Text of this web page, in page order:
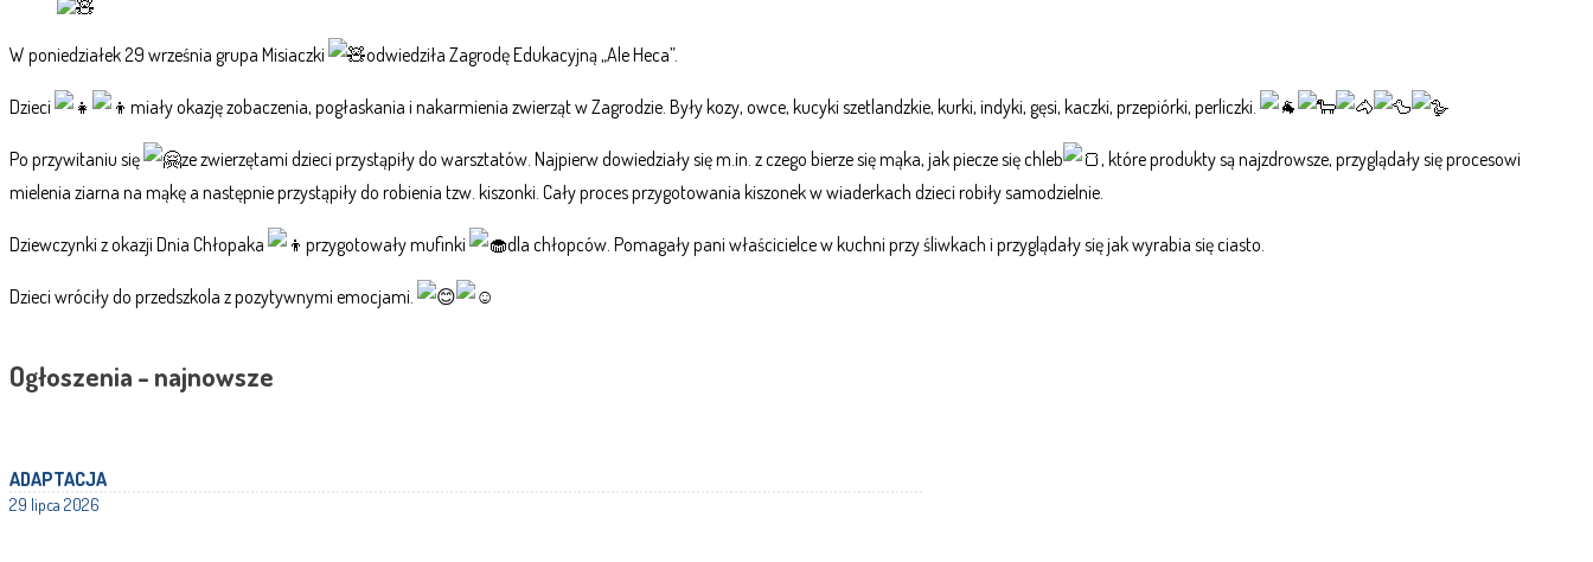
W poniedziałek 29 września grupa Misiaczki odwiedziła Zagrodę Edukacyjną „Ale Heca”.
Dzieci miały okazję zobaczenia, pogłaskania i nakarmienia zwierząt w Zagrodzie. Były kozy, owce, kucyki szetlandzkie, kurki, indyki, gęsi, kaczki, przepiórki, perliczki.
Po przywitaniu się ze zwierzętami dzieci przystąpiły do warsztatów. Najpierw dowiedziały się m.in. z czego bierze się mąka, jak piecze się chleb
, które produkty są najzdrowsze, przyglądały się procesowi
mielenia ziarna na mąkę a następnie przystąpiły do robienia tzw. kiszonki. Cały proces przygotowania kiszonek w wiaderkach dzieci robiły samodzielnie.
Dziewczynki z okazji Dnia Chłopaka przygotowały mufinki dla chłopców. Pomagały pani właścicielce w kuchni przy śliwkach i przyglądały się jak wyrabia się ciasto.
Dzieci wróciły do przedszkola z pozytywnymi emocjami.
Ogłoszenia - najnowsze
ADAPTACJA
29 lipca 2026